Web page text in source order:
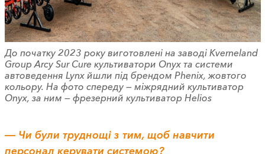
До початку 2023 року виготовлені на заводі Kverneland
Group Arcy Sur Cure культиватори Onyx та системи
автоведення Lynx йшли під брендом Phenix, жовтого
кольору. На фото спереду — міжрядний культиватор
Onyx, за ним — фрезерний культиватор Helios
― Чи були труднощі з тим, щоб навчити
персонал керувати системою?